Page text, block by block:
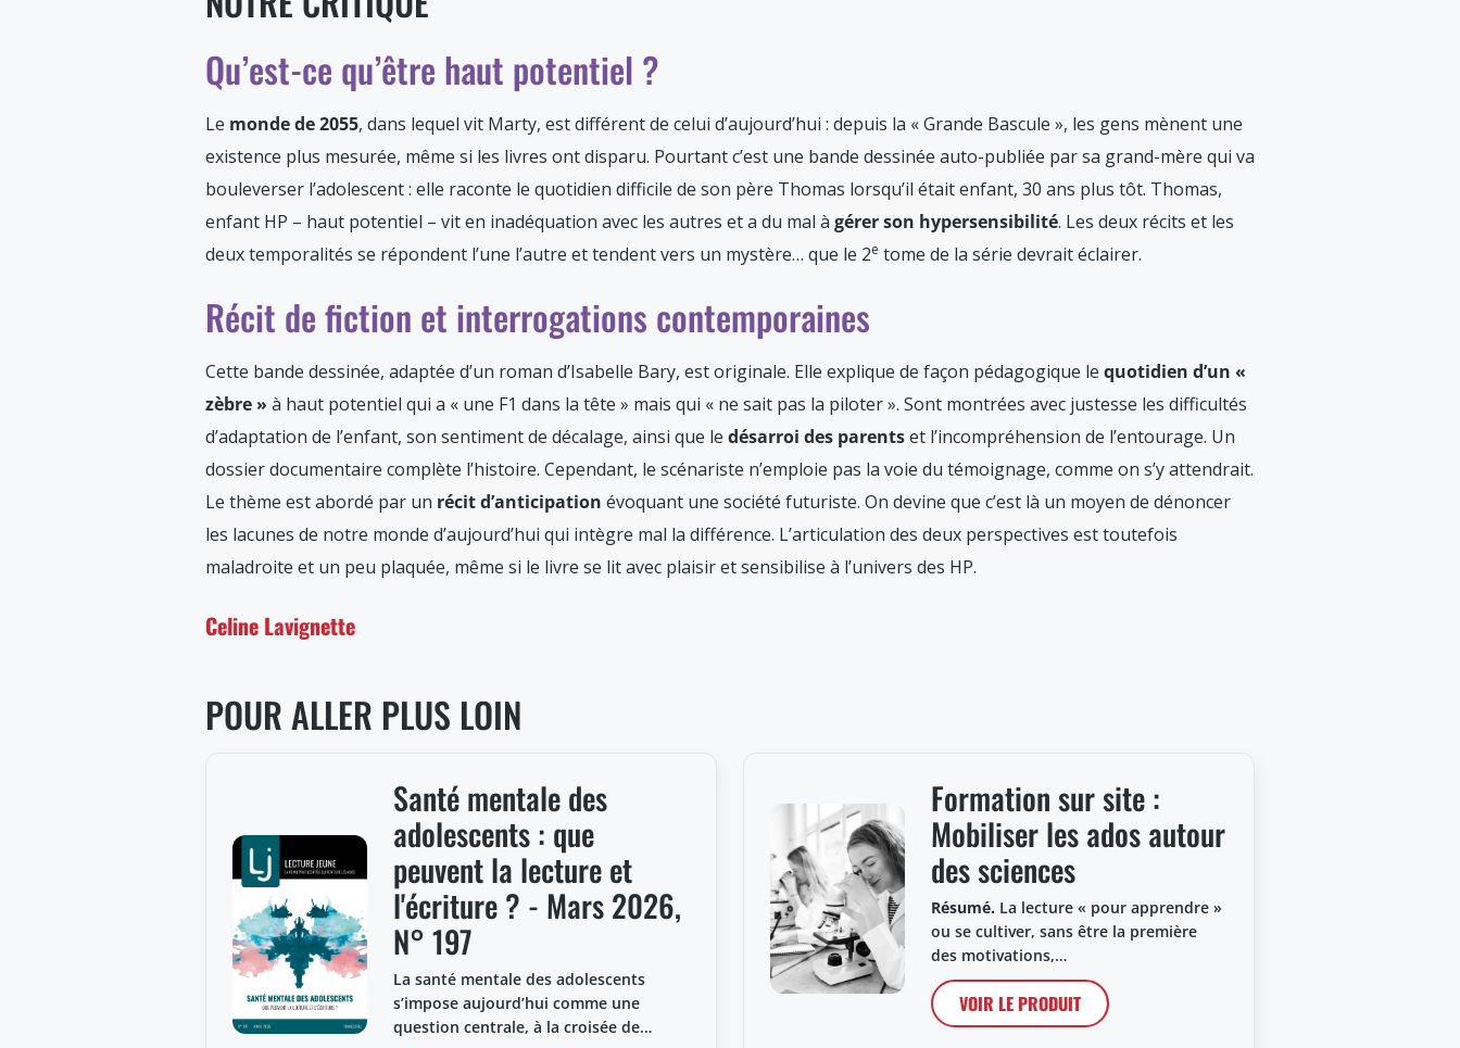
Qu’est-ce qu’être haut potentiel ?
Le monde de 2055, dans lequel vit Marty, est différent de celui d’aujourd’hui : depuis la « Grande Bascule », les gens mènent une
existence plus mesurée, même si les livres ont disparu. Pourtant c’est une bande dessinée auto-publiée par sa grand-mère qui va
bouleverser l’adolescent : elle raconte le quotidien difficile de son père Thomas lorsqu’il était enfant, 30 ans plus tôt. Thomas,
enfant HP – haut potentiel – vit en inadéquation avec les autres et a du mal à gérer son hypersensibilité. Les deux récits et les
deux temporalités se répondent l’une l’autre et tendent vers un mystère… que le 2e tome de la série devrait éclairer.
Récit de fiction et interrogations contemporaines
Cette bande dessinée, adaptée d’un roman d’Isabelle Bary, est originale. Elle explique de façon pédagogique le quotidien d’un «
zèbre » à haut potentiel qui a « une F1 dans la tête » mais qui « ne sait pas la piloter ». Sont montrées avec justesse les difficultés
d’adaptation de l’enfant, son sentiment de décalage, ainsi que le désarroi des parentset l’incompréhension de l’entourage. Un
dossier documentaire complète l’histoire. Cependant, le scénariste n’emploie pas la voie du témoignage, comme on s’y attendrait.
Le thème est abordé par un récit d’anticipation évoquant une société futuriste. On devine que c’est là un moyen de dénoncer
les lacunes de notre monde d’aujourd’hui qui intègre mal la différence. L’articulation des deux perspectives est toutefois
maladroite et un peu plaquée, même si le livre se lit avec plaisir et sensibilise à l’univers des HP.
Celine Lavignette
POUR ALLER PLUS LOIN
Santé mentale des
adolescents : que
peuvent la lecture et
l'écriture ? - Mars 2026,
N° 197
La santé mentale des adolescents
s’impose aujourd’hui comme une
question centrale, à la croisée de…
Formation sur site :
Mobiliser les ados autour
des sciences
Résumé. La lecture « pour apprendre »
ou se cultiver, sans être la première
des motivations,…
VOIR LE PRODUIT